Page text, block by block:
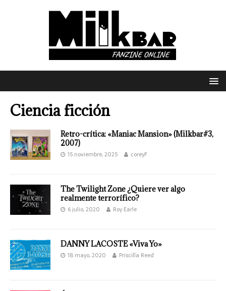
Ciencia ficción
Retro-crítica: «Maniac Mansion» (Milkbar#3,
2007)
15 noviembre, 2025 coreyF
The Twilight Zone ¿Quiere ver algo
realmente terrorífico?
6 julio, 2020 Roy Earle
DANNY LACOSTE «Viva Yo»
18 mayo, 2020 Priscilla Reed